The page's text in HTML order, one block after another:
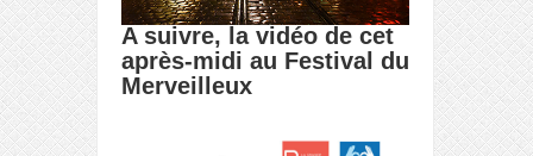
A suivre, la vidéo de cet
après-midi au Festival du
Merveilleux